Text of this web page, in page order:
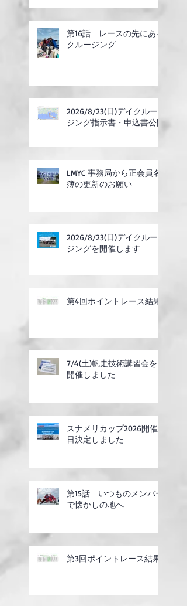
第16話 レースの先にある
クルージング
2026/8/23(日)デイクルー
ジング指示書・申込書公開
LMYC 事務局から正会員名
簿の更新のお願い
2026/8/23(日)デイクルー
ジングを開催します
第4回ポイントレース結果
7/4(土)帆走技術講習会を
開催しました
スナメリカップ2026開催
日決定しました
第15話 いつものメンバー
で懐かしの地へ
第3回ポイントレース結果